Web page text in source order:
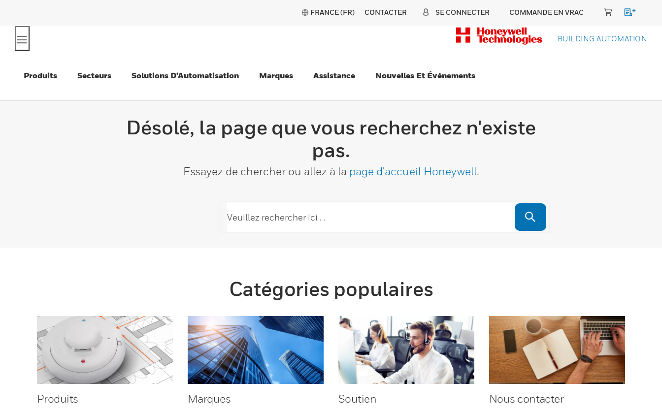
FRANCE (FR) CONTACTER SE CONNECTER COMMANDE EN VRAC
BUILDING AUTOMATION
Produits Secteurs Solutions D’Automatisation Marques Assistance Nouvelles Et Événements
Désolé, la page que vous recherchez n'existe
pas.
Essayez de chercher ou allez à la page d'accueil Honeywell.
Catégories populaires
Produits Marques Soutien Nous contacter